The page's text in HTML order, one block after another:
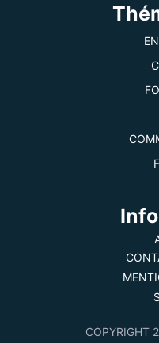
COPYRIGHT